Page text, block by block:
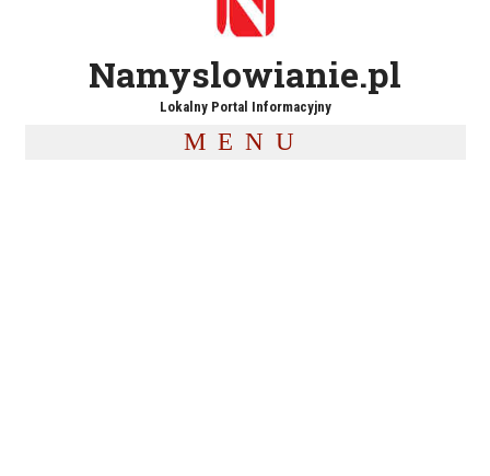
Namyslowianie.pl
Lokalny Portal Informacyjny
MENU